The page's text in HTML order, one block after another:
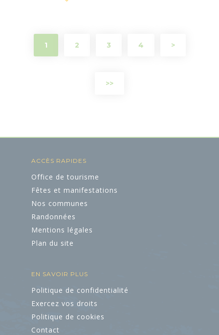
1 2 3 4 >
>>
ACCÈS RAPIDES
Office de tourisme
Fêtes et manifestations
Nos communes
Randonnées
Mentions légales
Plan du site
EN SAVOIR PLUS
Politique de confidentialité
Exercez vos droits
Politique de cookies
Contact